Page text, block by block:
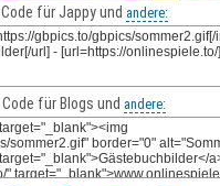
Code für Jappy und andere:
Code für Blogs und andere: